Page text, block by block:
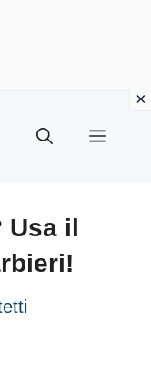
Menu
Usa il